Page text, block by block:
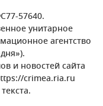
57640.
унитарное
агентство
и новостей сайта
crimea.ria.ru